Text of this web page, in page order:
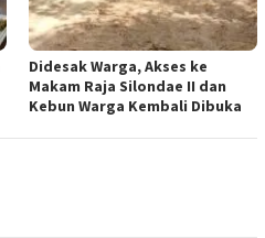
Didesak Warga, Akses ke
Makam Raja Silondae II dan
Kebun Warga Kembali Dibuka